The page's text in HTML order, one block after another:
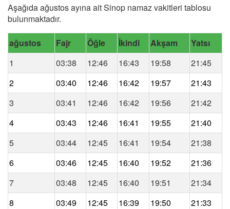
Aşağıda ağustos ayına ait Sinop namaz vakitleri tablosu
bulunmaktadır.
ağustos Fajr Öğle İkindi Akşam
Yatsı
1
03:38 12:46 16:43 19:58
21:45
2
03:40 12:46 16:42 19:57
21:43
3
03:41 12:46 16:42 19:56
21:42
4
03:43 12:46 16:41 19:55
21:40
5
03:44 12:45 16:41 19:54
21:38
6
03:46 12:45 16:40 19:52
21:36
7
03:48 12:45 16:40 19:51
21:34
8
03:49 12:45 16:39 19:50
21:33